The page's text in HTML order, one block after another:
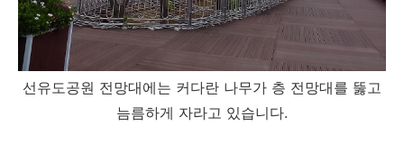
선유도공원 전망대에는 커다란 나무가 층 전망대를 뚫고
늠름하게 자라고 있습니다.